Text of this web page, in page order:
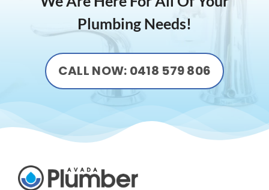
Plumbing Needs!
CALL NOW: 0418 579 806